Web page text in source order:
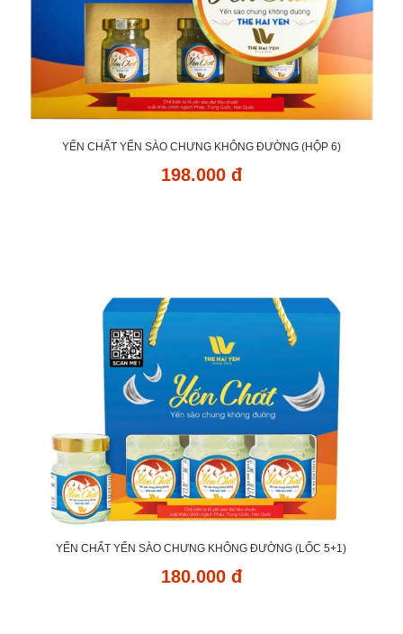
YẾN CHẤT YẾN SÀO CHƯNG KHÔNG ĐƯỜNG (HỘP 6)
198.000 đ
YẾN CHẤT YẾN SÀO CHƯNG KHÔNG ĐƯỜNG (LỐC 5+1)
180.000 đ